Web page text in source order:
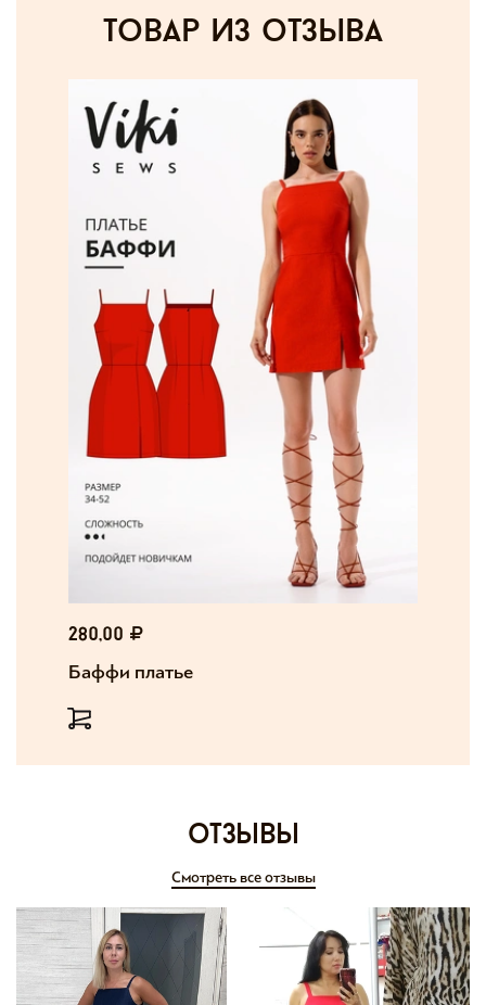
товар из отзыва
280,00
Баффи платье
отзывы
Смотреть все отзывы